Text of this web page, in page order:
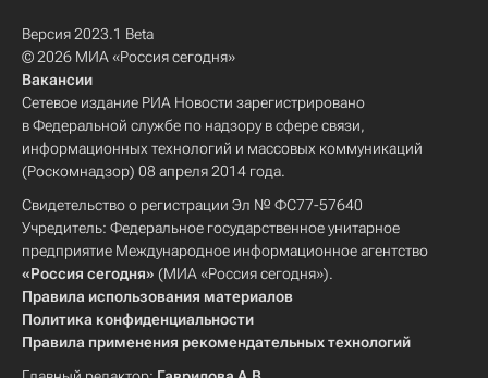
Версия 2023.1 Beta
© 2026 МИА «Россия сегодня»
Вакансии
Сетевое издание РИА Новости зарегистрировано
в Федеральной службе по надзору в сфере связи,
информационных технологий и массовых коммуникаций
(Роскомнадзор) 08 апреля 2014 года.
Свидетельство о регистрации Эл № ФС77-57640
Учредитель: Федеральное государственное унитарное
предприятие Международное информационное агентство
«Россия сегодня» (МИА «Россия сегодня»).
Правила использования материалов
Политика конфиденциальности
Правила применения рекомендательных технологий